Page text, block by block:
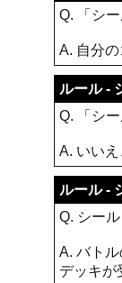
Q. 「シ
A. 自分
ルール -
Q. 「シ
A. いいえ
ルール -
Q. シー
A. バト
デッキが